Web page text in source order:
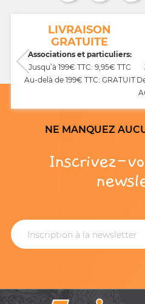
LIVRAISON
GRATUITE
Associations et particuliers:
Jusqu’à 199€ TTC: 9,95€ TTC
Au-delà de 199€ TTC: GRATUIT
NE MANQUEZ
Inscrivez-